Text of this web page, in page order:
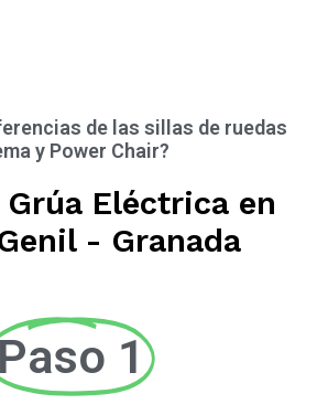
de las sillas de ruedas
y Power Chair?
Eléctrica en
- Granada
1